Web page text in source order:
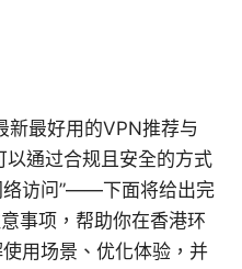
最好用的VPN推荐与
以通过合规且安全的方式
络访问”——下面将给出完
事项，帮助你在香港环
用场景、优化体验，并